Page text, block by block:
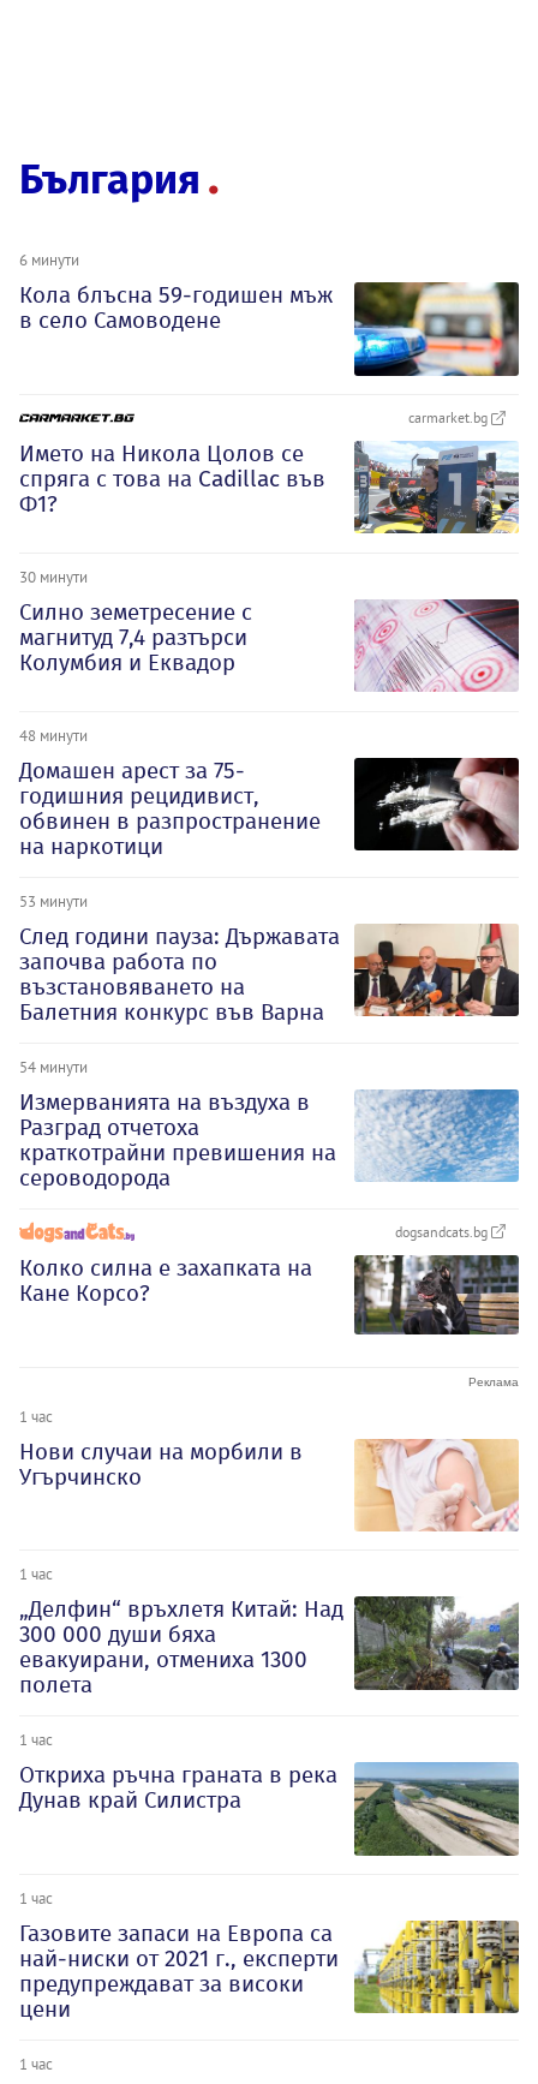
България
6 минути
Кола блъсна 59-годишен мъж
в село Самоводене
carmarket.bg
Името на Никола Цолов се
спряга с това на Cadillac във
Ф1?
30 минути
Силно земетресение с
магнитуд 7,4 разтърси
Колумбия и Еквадор
48 минути
Домашен арест за 75-
годишния рецидивист,
обвинен в разпространение
на наркотици
53 минути
След години пауза: Държавата
започва работа по
възстановяването на
Балетния конкурс във Варна
54 минути
Измерванията на въздуха в
Разград отчетоха
краткотрайни превишения на
сероводорода
dogsandcats.bg
Колко силна е захапката на
Кане Корсо?
1 час
Нови случаи на морбили в
Угърчинско
1 час
„Делфин“ връхлетя Китай: Над
300 000 души бяха
евакуирани, отмениха 1300
полета
1 час
Откриха ръчна граната в река
Дунав край Силистра
1 час
Газовите запаси на Европа са
най-ниски от 2021 г., експерти
предупреждават за високи
цени
1 час